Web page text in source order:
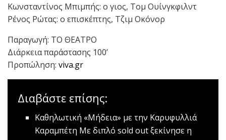
Κωνσταντίνος Μπιμπής: ο γιος, Τομ Ουίνγκφιλντ
Ρένος Ρώτας: ο επισκέπτης, Τζιμ Οκόνορ
Παραγωγή: ΤΟ ΘΕΑΤΡΟ
Διάρκεια παράστασης 100’
Προπώληση: viva.gr
Διαβάστε επίσης:
Καθηλωτική «Μήδεια» με την Καρυφυλλιά
Καραμπέτη Με διπλό sold out ξεκίνησε η